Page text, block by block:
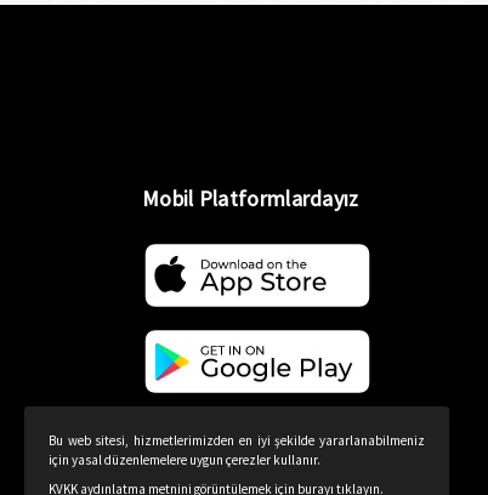
Mobil Platformlardayız
Bu web sitesi, hizmetlerimizden en iyi şekilde yararlanabilmeniz
için yasal düzenlemelere uygun çerezler kullanır.
KVKK aydınlatma metnini görüntülemek için burayı tıklayın.